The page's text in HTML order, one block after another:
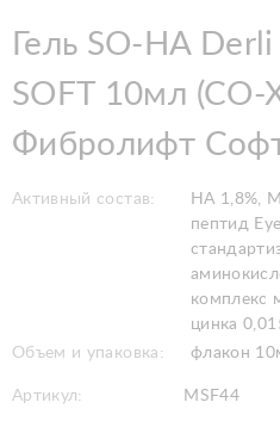
Гель SO-HA
SOFT 10мл (СО-
Фибролифт
Активный состав:
HA 1,8%,
пептид
комплекс
цинка
Объем и упаковка:
флакон
Артикул: MSF44